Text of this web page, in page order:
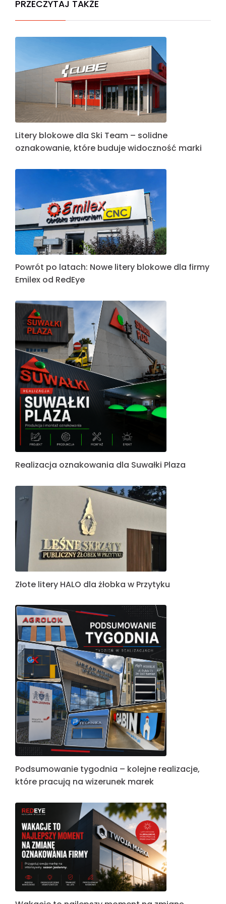
PRZECZYTAJ TAKŻE
Litery blokowe dla Ski Team – solidne
oznakowanie, które buduje widoczność marki
Powrót po latach: Nowe litery blokowe dla firmy
Emilex od RedEye
Realizacja oznakowania dla Suwałki Plaza
Złote litery HALO dla żłobka w Przytyku
Podsumowanie tygodnia – kolejne realizacje,
które pracują na wizerunek marek